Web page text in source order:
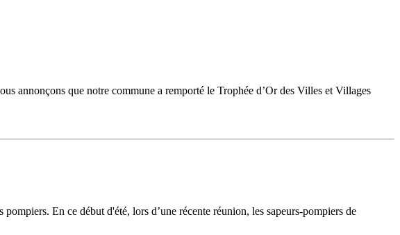
annonçons que notre commune a remporté le Trophée d’Or des Villes et Villages
En ce début d'été, lors d’une récente réunion, les sapeurs-pompiers de